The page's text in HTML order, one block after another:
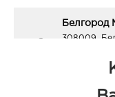
Белгород
308009,
График